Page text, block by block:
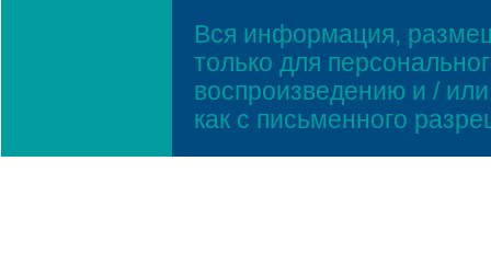
Вся информация,
только для
воспроизведению и /
как с письменного